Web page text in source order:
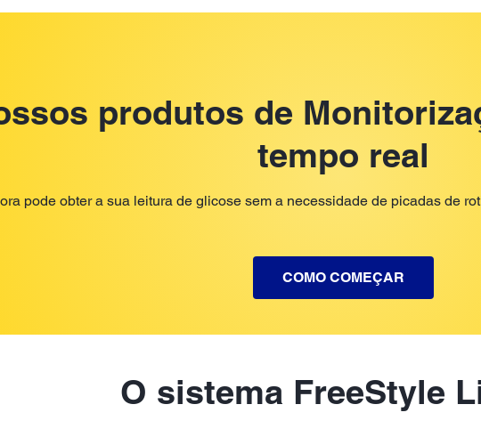
produtos de
tempo real
pode obter a sua leitura de glicose sem a necessidade de picadas de
COMO COMEÇAR
O sistema FreeStyle